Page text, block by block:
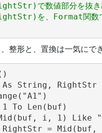
で数値部分を抜き
を、Format関数で
整形と、置換は一気にで
String, RightStr
To Len(buf)
i, 1) Like
= Mid(buf,